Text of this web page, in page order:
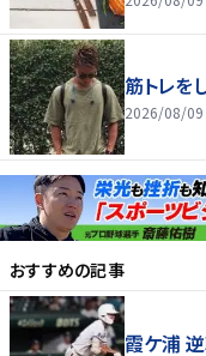
筋トレを
2026/08/09
おすすめの記事
霞ケ浦